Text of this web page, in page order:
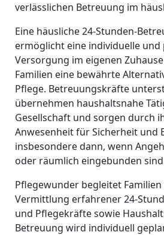
verlässlichen Betreuung im
Eine häusliche 24-Stunden-
ermöglicht eine individuelle und
Versorgung im eigenen
Familien eine bewährte
Pflege. Betreuungskräfte
übernehmen haushaltsnahe
Gesellschaft und sorgen durch
Anwesenheit für Sicherheit und
insbesondere dann, wenn
oder räumlich eingebunden
Pflegewunder begleitet
Vermittlung erfahrener 24-
und Pflegekräfte sowie
Betreuung wird individuell